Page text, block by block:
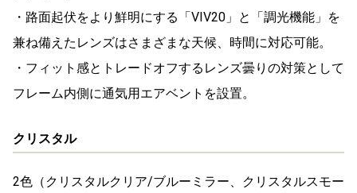
・路面起伏をより鮮明にする「VIV20」と「調光機能」を
兼ね備えたレンズはさまざまな天候、時間に対応可能。
・フィット感とトレードオフするレンズ曇りの対策として
フレーム内側に通気用エアベントを設置。
クリスタル
2色（クリスタルクリア/ブルーミラー、クリスタルスモー